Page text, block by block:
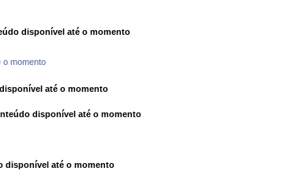
disponível até o momento
o momento
até o momento
disponível até o momento
disponível até o momento